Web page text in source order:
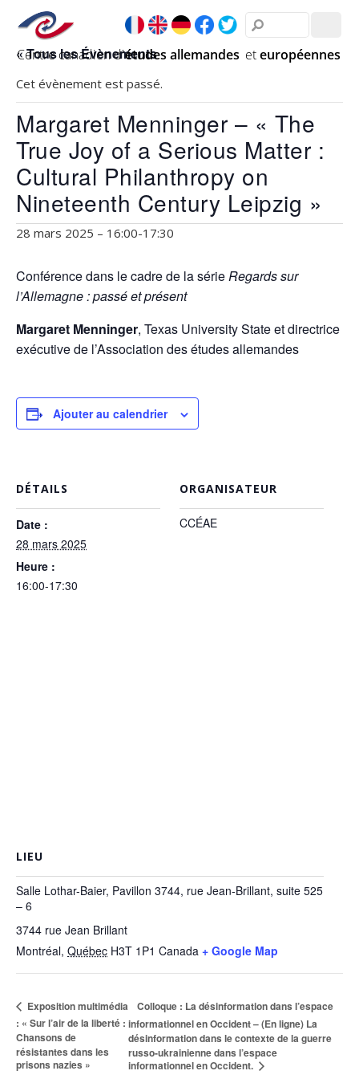
« Tous les Évènements
Cet évènement est passé.
Margaret Menninger – « The
True Joy of a Serious Matter :
Cultural Philanthropy on
Nineteenth Century Leipzig »
28 mars 2025 – 16:00-17:30
Conférence dans le cadre de la sérieRegards sur
l’Allemagne : passé et présent
Margaret Menninger, Texas University State et directrice
exécutive de l’Association des études allemandes
Ajouter au calendrier
DÉTAILS
Date :
28 mars 2025
Heure :
16:00-17:30
ORGANISATEUR
CCÉAE
LIEU
Salle Lothar-Baier, Pavillon 3744, rue Jean-Brillant, suite 525
– 6
3744 rue Jean Brillant
Montréal, Québec H3T 1P1 Canada + Google Map
Exposition multimédia
: « Sur l’air de la liberté :
Chansons de
résistantes dans les
prisons nazies »
Colloque : La désinformation dans l’espace
informationnel en Occident – (En ligne) La
désinformation dans le contexte de la guerre
russo-ukrainienne dans l’espace
informationnel en Occident.